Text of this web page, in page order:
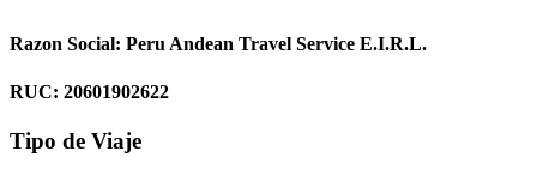
Razon Social: Peru Andean Travel Service E.I.R.L.
RUC: 20601902622
Tipo de Viaje